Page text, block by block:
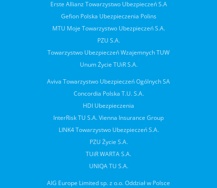
Erste Allianz Towarzystwo Ubezpieczeń S.A
Gefion Polska Ubezpieczenia Polins
MTU Moje Towarzystwo Ubezpieczeń S.A.
PZU S.A.
Towarzystwo Ubezpieczeń Wzajemnych TUW
Unum Życie TUiR S.A.
Aviva Towarzystwo Ubezpieczeń Ogólnych SA
Concordia Polska T.U. S.A.
HDI Ubezpieczenia
InterRisk TU S.A. Vienna Insurance Group
LINK4 Towarzystwo Ubezpieczeń S.A.
PZU Życie S.A.
TUiR WARTA S.A.
UNIQA TU S.A.
AIG Europe Limited sp. z o.o. Oddział w Polsce